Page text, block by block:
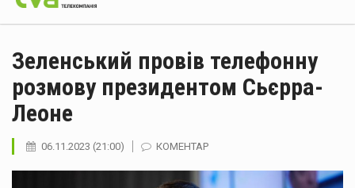
Зеленський провів телефонну
розмову президентом Сьєрра-
Леоне
06.11.2023 (21:00) КОМЕНТАР